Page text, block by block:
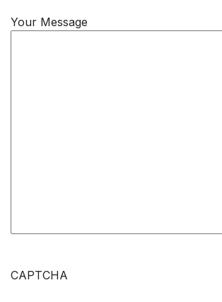
Your Message
CAPTCHA